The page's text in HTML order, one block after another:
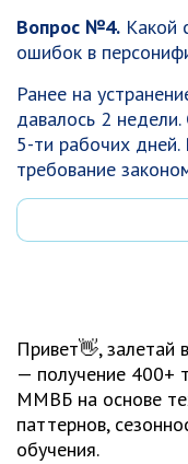
Вопрос №4. Какой
ошибок в
Ранее на
давалось 2
5-ти рабочих дней.
требование
Привет👋, залетай
— получение 400+
ММВБ на основе
паттернов,
обучения.